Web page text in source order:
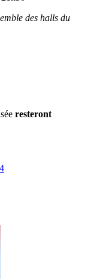
des halls du
resteront